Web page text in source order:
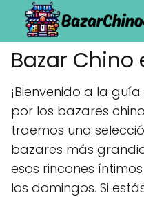
Bazar
¡Bienvenido a la
por los bazares
traemos una
bazares más
esos rincones
los domingos. Si